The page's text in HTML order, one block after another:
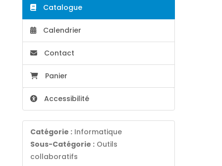
Catalogue
Calendrier
Contact
Panier
Accessibilité
Catégorie : Informatique
Sous-Catégorie : Outils
collaboratifs